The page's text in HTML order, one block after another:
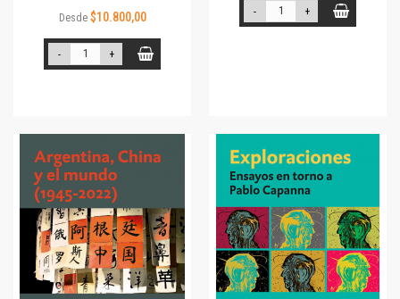
Desde $10.800,00
- +
- +